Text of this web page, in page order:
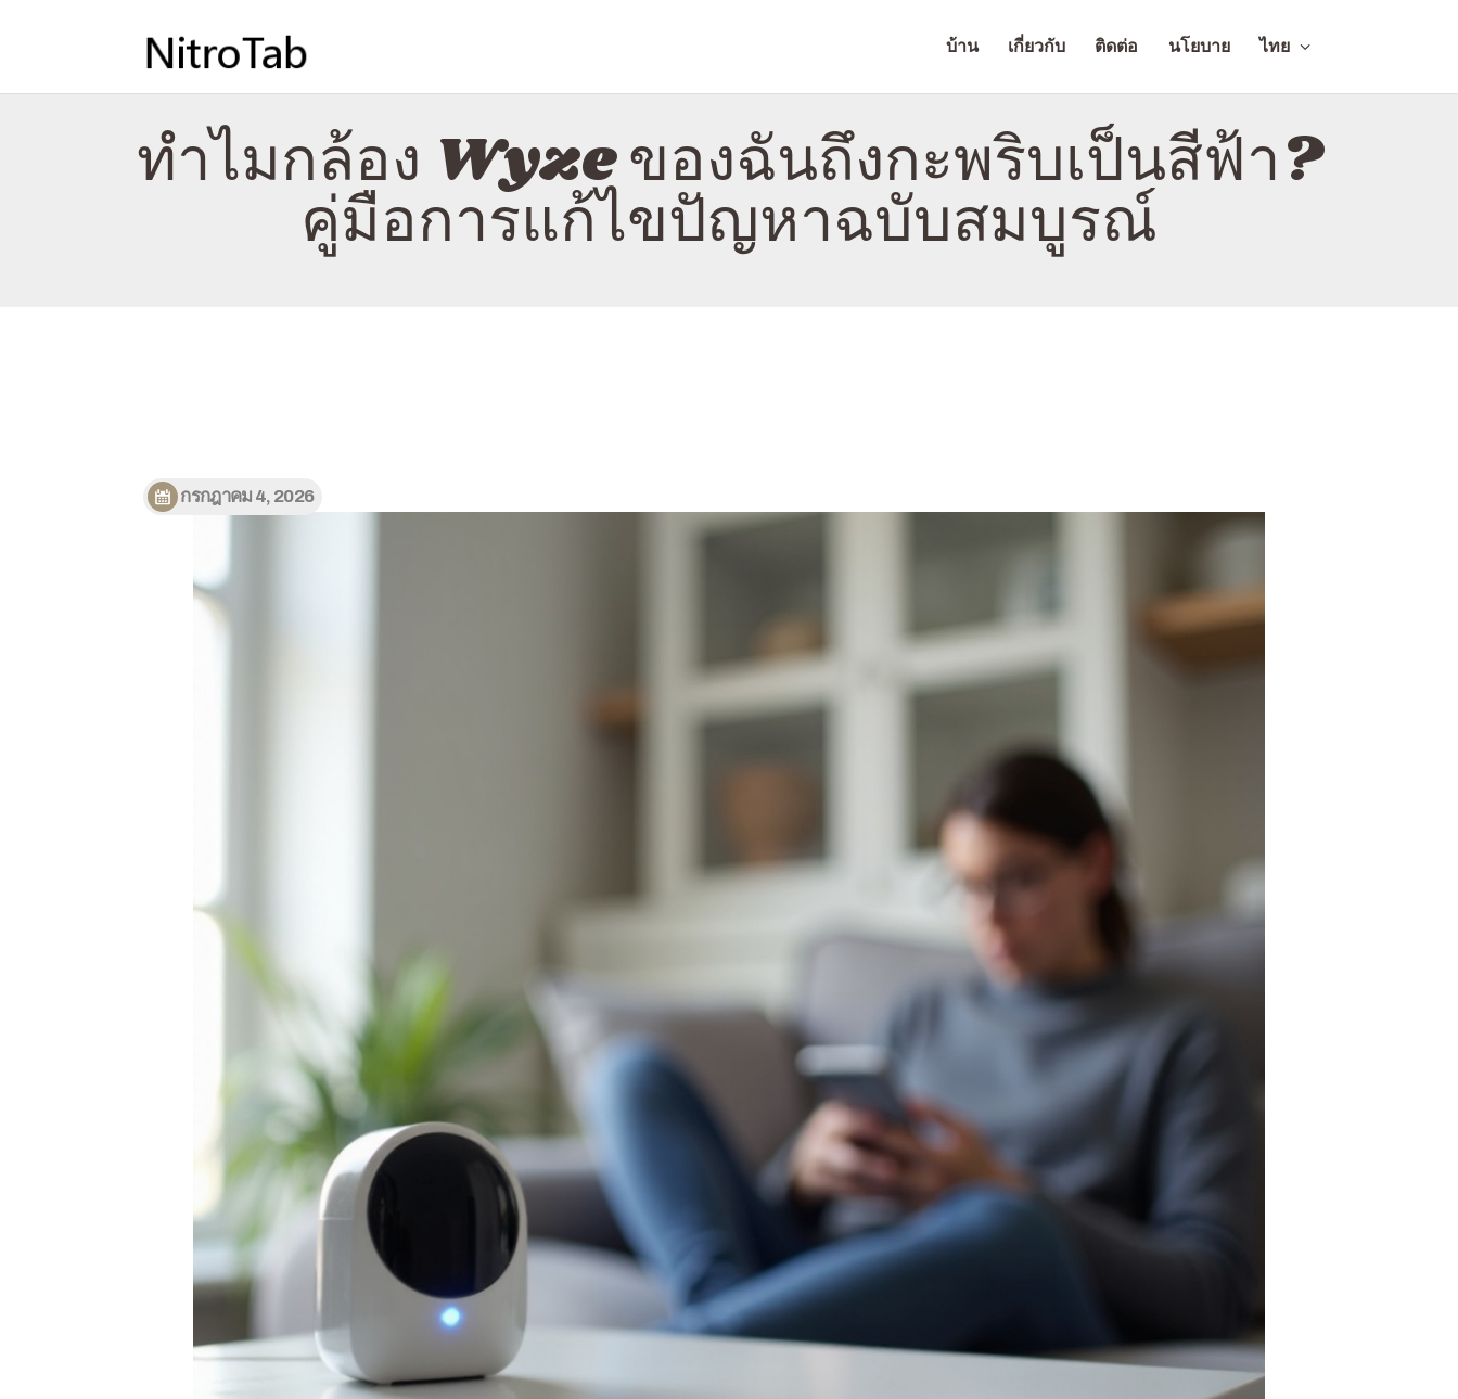
บ้าน เกี่ยวกับ ติดต่อ นโยบาย ไทย
ทำไมกล้อง Wyze ของฉันถึงกะพริบเป็นสีฟ้า?
คู่มือการแก้ไขปัญหาฉบับสมบูรณ์
NITROTAB
นโยบาย
ไทย
กรกฎาคม 4, 2026